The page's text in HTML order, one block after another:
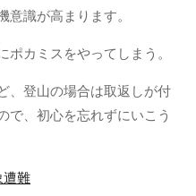
意識が高まります。
カミスをやってしまう。
、登山の場合は取返しが付
で、初心を忘れずにいこう
遭難